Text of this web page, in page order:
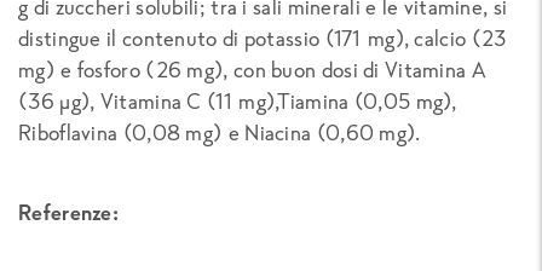
g di zuccheri solubili; tra i sali minerali e le vitamine, si
distingue il contenuto di potassio (171 mg), calcio (23
mg) e fosforo (26 mg), con buon dosi di Vitamina A
(36 µg), Vitamina C (11 mg),Tiamina (0,05 mg),
Riboflavina (0,08 mg) e Niacina (0,60 mg).
Referenze: